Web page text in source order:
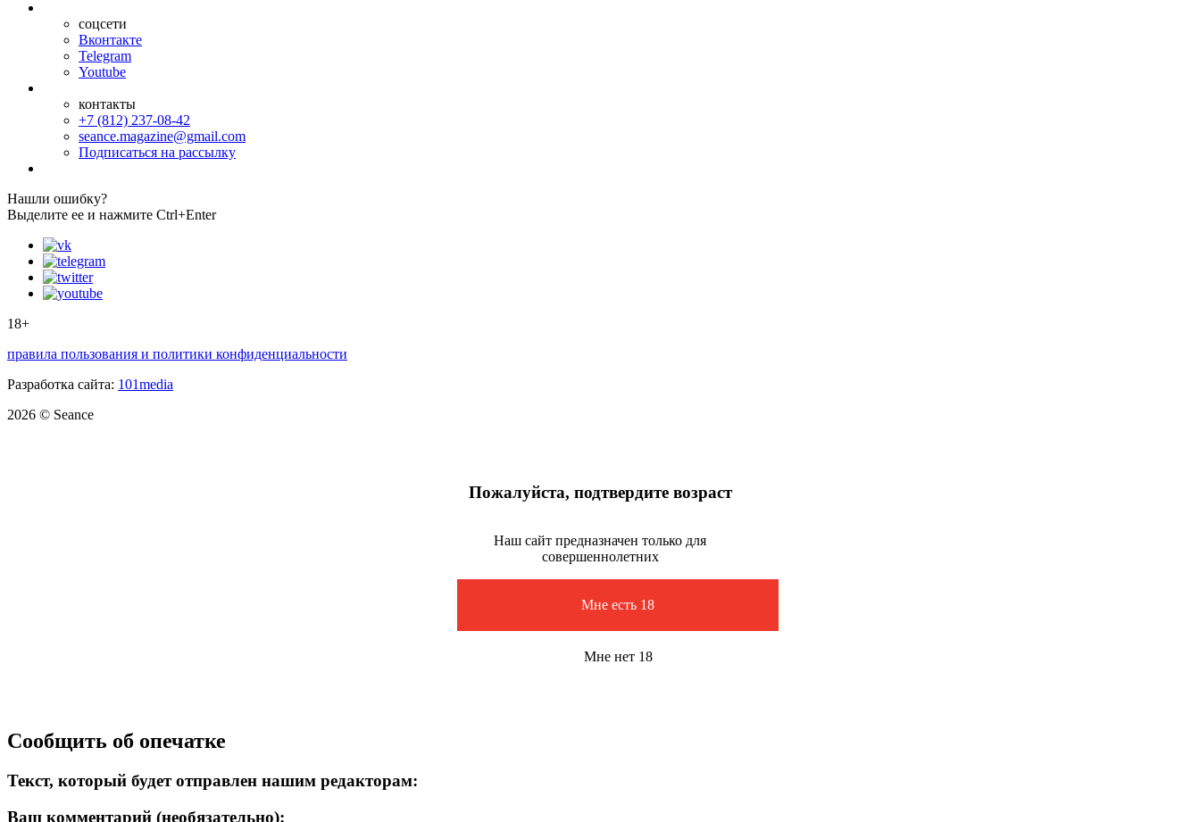
соцсети
Вконтакте
Telegram
Youtube
контакты
+7 (812) 237-08-42
seance.magazine@gmail.com
Подписаться на рассылку
Нашли ошибку?
Выделите ее и нажмите Ctrl+Enter
18+
правила пользования и политики конфиденциальности
Разработка сайта: 101media
2026 © Seance
Пожалуйста, подтвердите возраст
Наш сайт предназначен только для
совершеннолетних
Мне есть 18
Мне нет 18
Сообщить об опечатке
Текст, который будет отправлен нашим редакторам:
Ваш комментарий (необязательно):